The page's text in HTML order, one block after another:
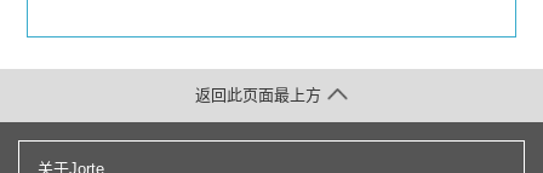
关于Jorte
返回此页面最上方